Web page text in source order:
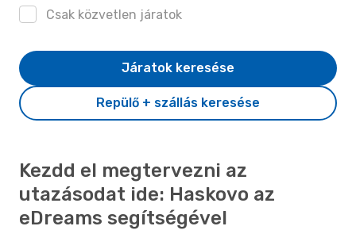
Csak közvetlen járatok
Repülő + szállás keresése
Járatok keresése
Kezdd el megtervezni az
utazásodat ide: Haskovo az
eDreams segítségével